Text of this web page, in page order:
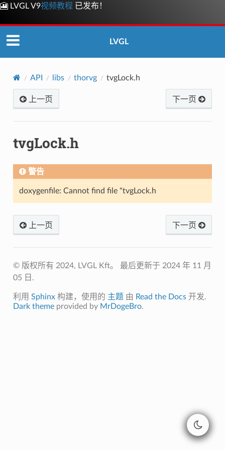
🎦 LVGL V9视频教程 已发布！
LVGL
API libs thorvg tvgLock.h
上一页 下一页
tvgLock.h
警告
doxygenfile: Cannot find file "tvgLock.h
上一页 下一页
© 版权所有 2024, LVGL Kft。 最后更新于 2024 年 11 月
05 日.
利用 Sphinx构建，使用的 主题 由 Read the Docs开发.
Dark themeprovided by MrDogeBro.